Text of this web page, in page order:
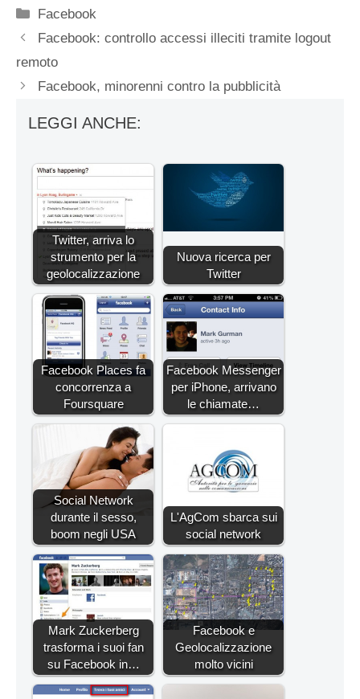
Categorie
Facebook
Facebook: controllo accessi illeciti tramite logout
remoto
Facebook, minorenni contro la pubblicità
LEGGI ANCHE:
Twitter, arriva lo
strumento per la
geolocalizzazione
Nuova ricerca per
Twitter
Facebook Places fa
concorrenza a
Foursquare
Facebook Messenger
per iPhone, arrivano
le chiamate…
Social Network
durante il sesso,
boom negli USA
L'AgCom sbarca sui
social network
Mark Zuckerberg
trasforma i suoi fan
su Facebook in…
Facebook e
Geolocalizzazione
molto vicini